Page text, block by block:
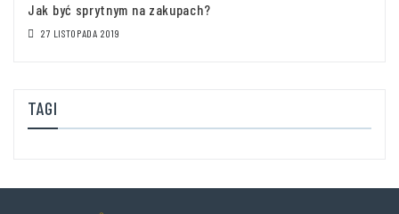
Jak być sprytnym na zakupach?
27 LISTOPADA 2019
TAGI